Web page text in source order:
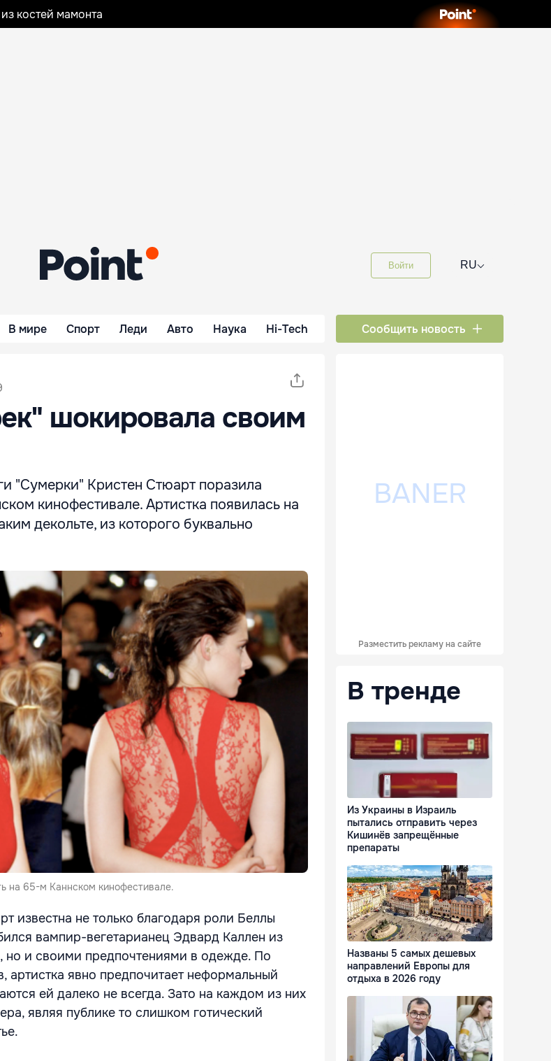
костей мамонта
Войти RU⌵
В мире Спорт Леди Авто Наука Hi-Tech Сообщить новость
шокировала своим
"Сумерки" Кристен Стюарт поразила
кинофестивале. Артистка появилась на
декольте, из которого буквально
на 65-м Каннском кинофестивале.
известна не только благодаря роли Беллы
вампир-вегетарианец Эдвард Каллен из
и своими предпочтениями в одежде. По
явно предпочитает неформальный
ей далеко не всегда. Зато на каждом из них
являя публике то слишком готический
Разместить рекламу на сайте
В тренде
Из Украины в Израиль
пытались отправить через
Кишинёв запрещённые
препараты
Названы 5 самых дешевых
направлений Европы для
отдыха в 2026 году